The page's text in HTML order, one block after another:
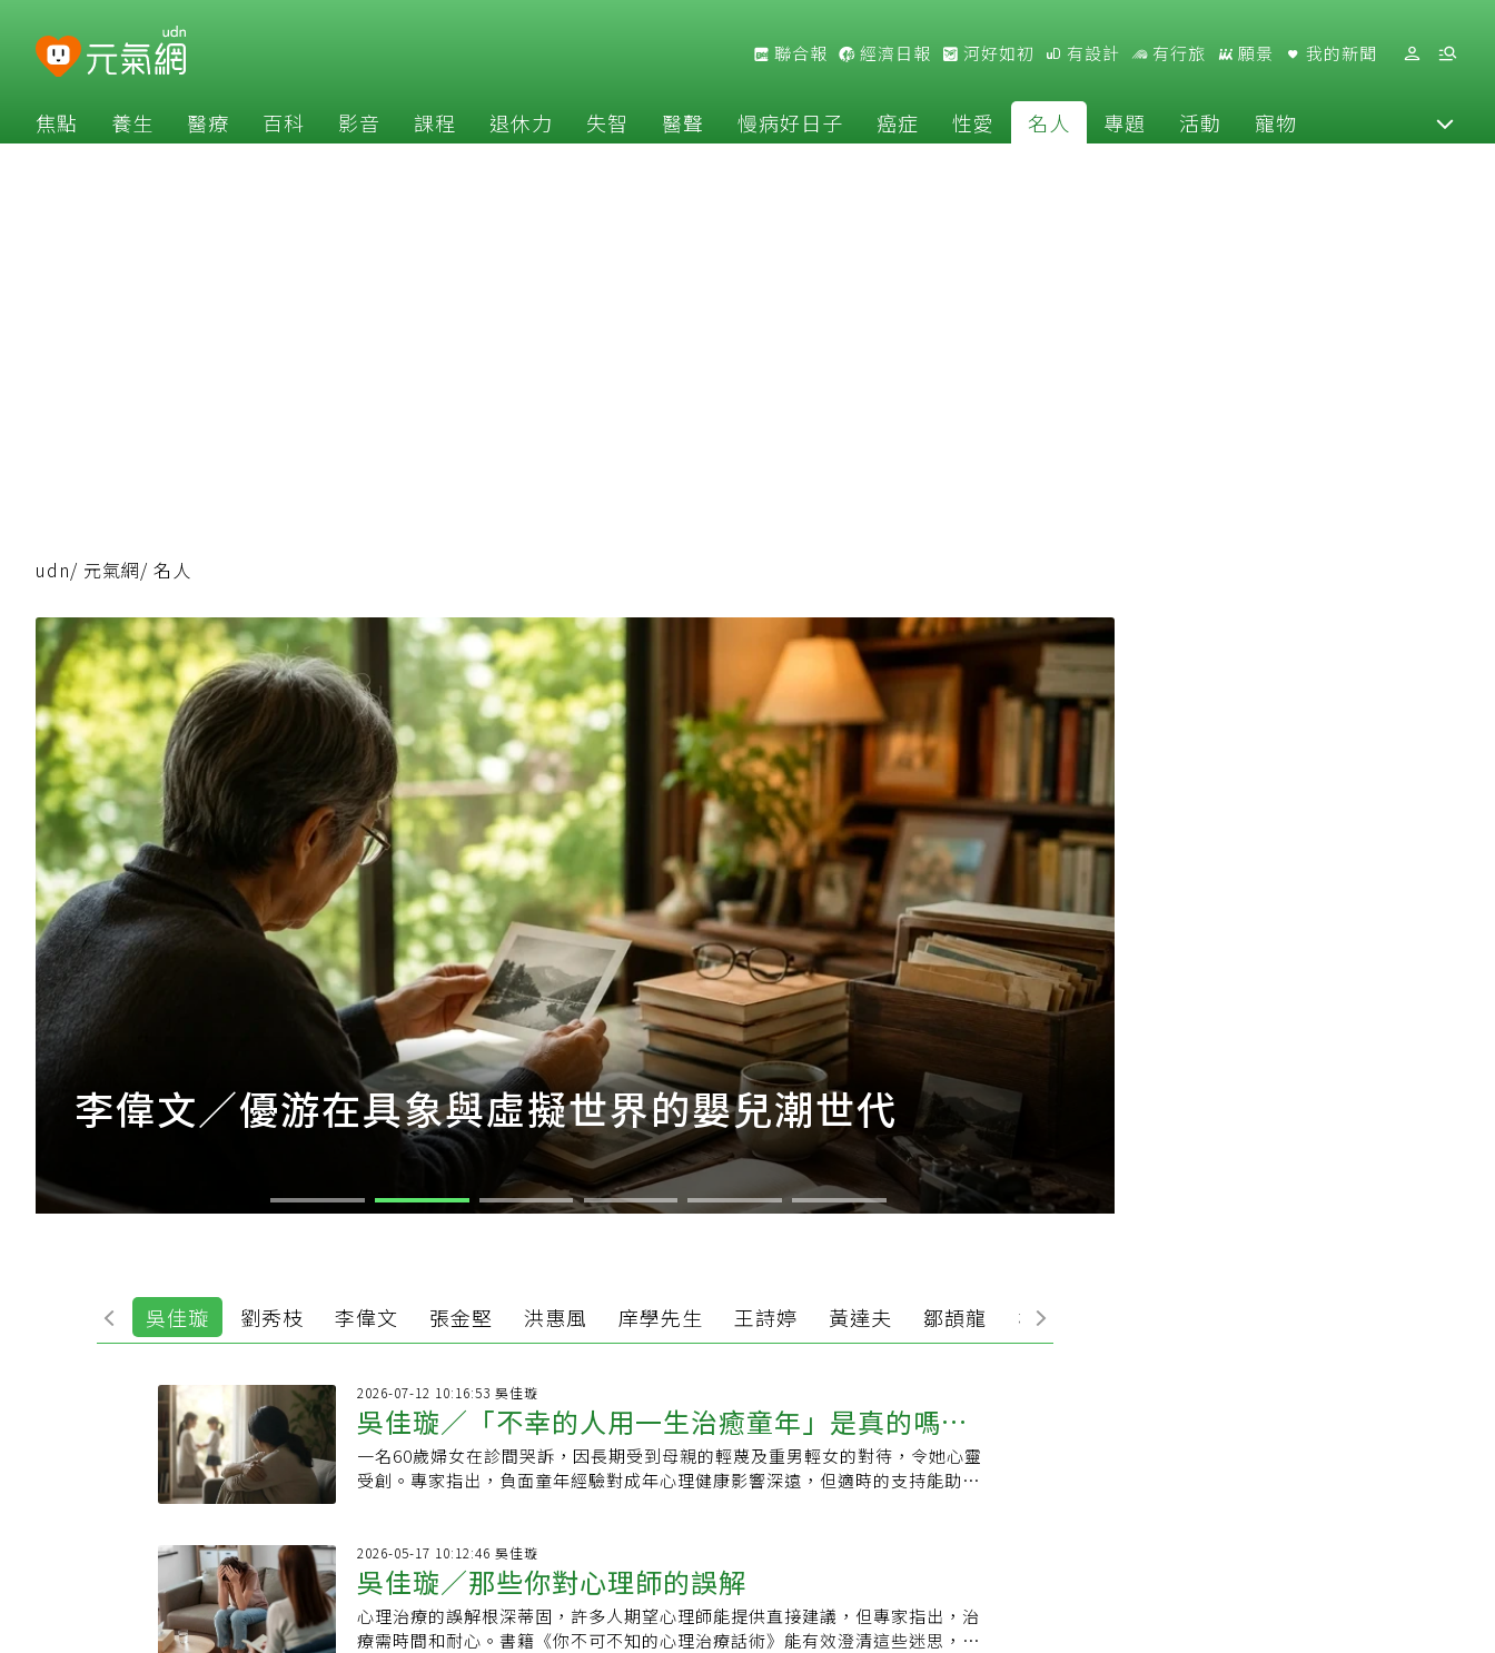
聯合報 經濟日報 河好如初 有設計 有行旅 願景 我的新聞
焦點 養生 醫療 百科 影音 課程 退休力 失智 醫聲 慢病好日子 癌症 性愛 名人 專題 活動 寵物
udn/ 元氣網/ 名人
李偉文／優游在具象與虛擬世界的嬰兒潮世代
洪子仁 吳佳璇 劉秀枝 李偉文 張金堅 洪惠風 庠學先生 王詩婷 黃達夫 鄒頡龍 楊定一
2026-07-12 10:16:53 吳佳璇
吳佳璇／「不幸的人用一生治癒童年」是真的嗎？
許多成年人仍在尋找童年沒得到的愛
一名60歲婦女在診間哭訴，因長期受到母親的輕蔑及重男輕女的對待，令她心靈
受創。專家指出，負面童年經驗對成年心理健康影響深遠，但適時的支持能助於
2026-05-17 10:12:46 吳佳璇
吳佳璇／那些你對心理師的誤解
心理治療的誤解根深蒂固，許多人期望心理師能提供直接建議，但專家指出，治
療需時間和耐心。書籍《你不可不知的心理治療話術》能有效澄清這些迷思，幫